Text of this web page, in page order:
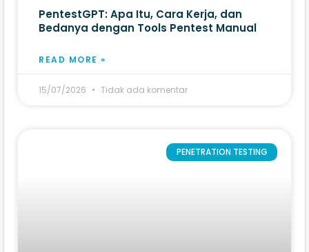
PentestGPT: Apa Itu, Cara Kerja, dan
Bedanya dengan Tools Pentest Manual
READ MORE »
15/07/2026 Tidak ada komentar
PENETRATION TESTING